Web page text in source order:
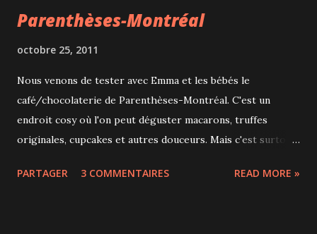
Parenthèses-Montréal
octobre 25, 2011
Nous venons de tester avec Emma et les bébés le
café/chocolaterie de Parenthèses-Montréal. C'est un
endroit cosy où l'on peut déguster macarons, truffes
originales, cupcakes et autres douceurs. Mais c'est surtout
garderie pour les enfants de 18 mois à 5 ans ouverte toute
PARTAGER 3 COMMENTAIRES READ MORE »